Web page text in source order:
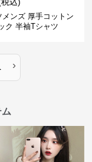
メンズ 厚手コットン
ク 半袖Tシャツ
›